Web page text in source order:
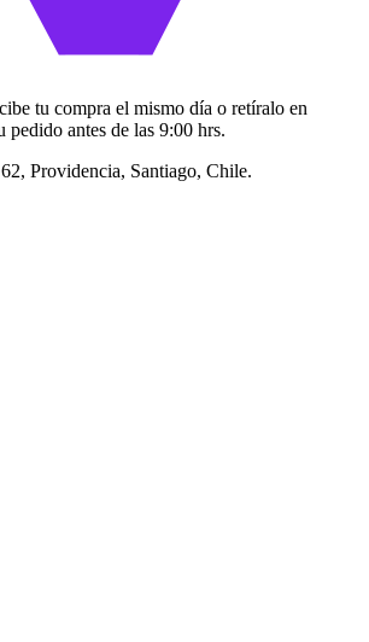
tu compra el mismo día o retíralo en
pedido antes de las 9:00 hrs.
Providencia, Santiago, Chile.